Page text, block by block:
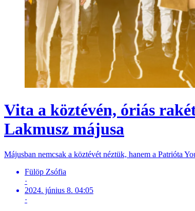
Vita a köztévén, óriás
Lakmusz májusa
Májusban nemcsak a köztévét néztük, hanem a Patrióta
Fülöp Zsófia
·
2024. június 8. 04:05
·